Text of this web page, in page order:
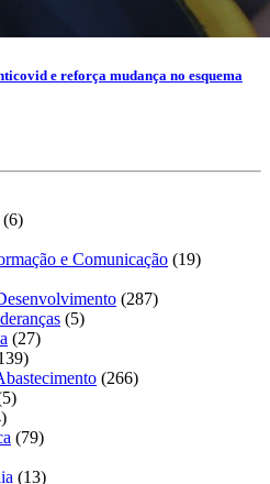
e reforça mudança no esquema
(6)
e Comunicação (19)
(287)
(5)
(27)
(266)
(79)
(13)